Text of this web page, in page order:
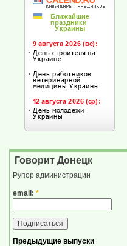
Говорит Донецк
Рупор администрации
email: *
Предыдущие выпуски